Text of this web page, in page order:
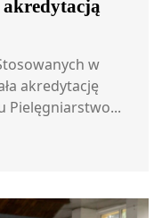
akredytacją
w
akredytację
Pielęgniarstwo...